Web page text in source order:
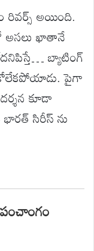
రివర్స్ అయింది.
అసలు ఖాతానే
బ్యాటింగ్
పైగా
కూడా
సిరీస్ ను